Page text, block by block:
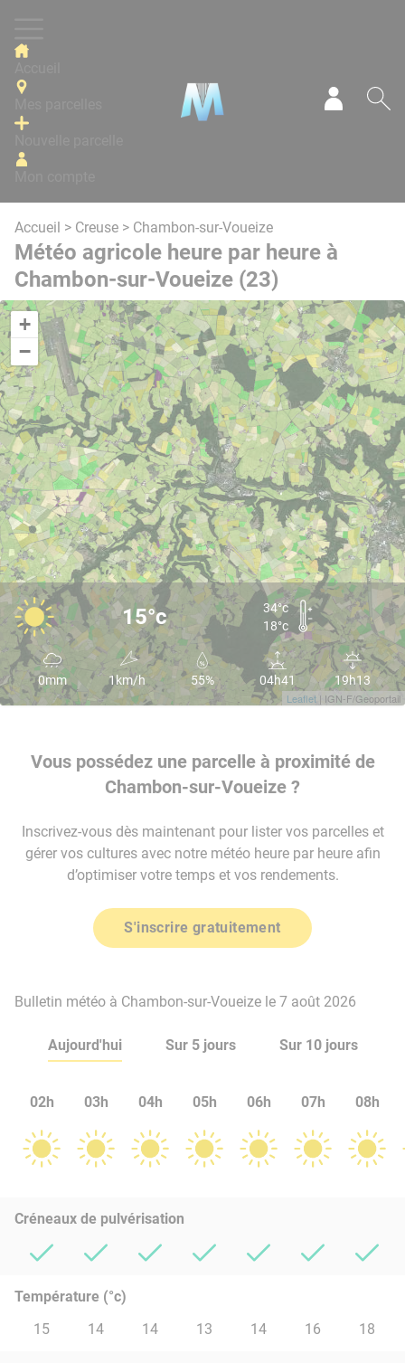
Accueil > Creuse > Chambon-sur-Voueize
Météo agricole heure par heure à
Chambon-sur-Voueize (23)
+
−
Leaflet | IGN-F/Geoportail
15°c
34°c
18°c
0mm 1km/h 55% 04h41 19h13
Vous possédez une parcelle à proximité de
Chambon-sur-Voueize ?
Inscrivez-vous dès maintenant pour lister vos parcelles et
gérer vos cultures avec notre météo heure par heure afin
d’optimiser votre temps et vos rendements.
S'inscrire gratuitement
Bulletin météo à Chambon-sur-Voueize le 7 août 2026
Aujourd'hui Sur 5 jours Sur 10 jours
02h 03h 04h 05h 06h 07h 08h
Créneaux de pulvérisation
Température (°c)
15
14 14 13 14 16 18